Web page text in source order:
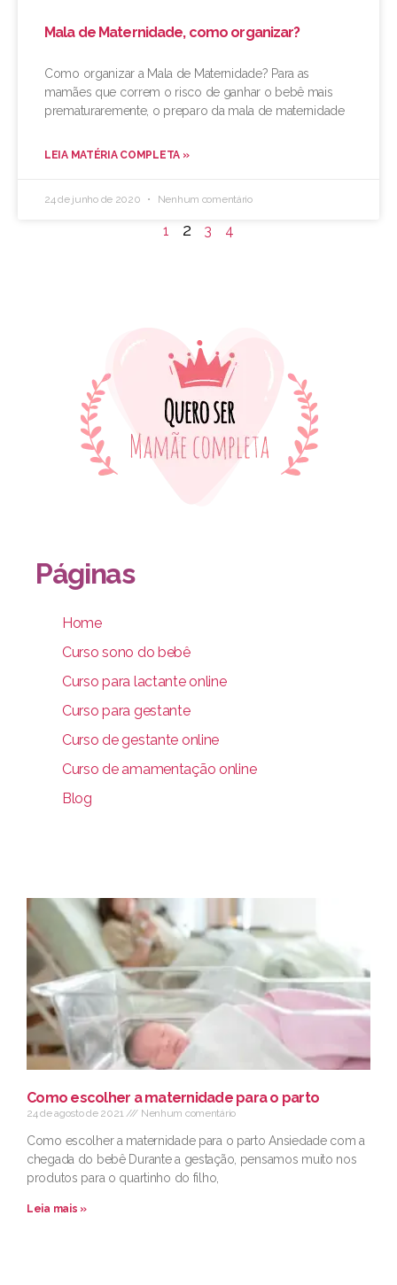
Mala de Maternidade, como organizar?
Como organizar a Mala de Maternidade? Para as
mamães que correm o risco de ganhar o bebê mais
prematuraremente, o preparo da mala de maternidade
LEIA MATÉRIA COMPLETA »
24 de junho de 2020 Nenhum comentário
1 2 3 4
Páginas
Home
Curso sono do bebê
Curso para lactante online
Curso para gestante
Curso de gestante online
Curso de amamentação online
Blog
Como escolher a maternidade para o parto
24 de agosto de 2021 Nenhum comentário
Como escolher a maternidade para o parto Ansiedade com a
chegada do bebê Durante a gestação, pensamos muito nos
produtos para o quartinho do filho,
Leia mais »